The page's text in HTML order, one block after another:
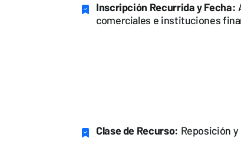
Inscripción Recurrida y Fecha:
comerciales e instituciones
Clase de Recurso: Reposición